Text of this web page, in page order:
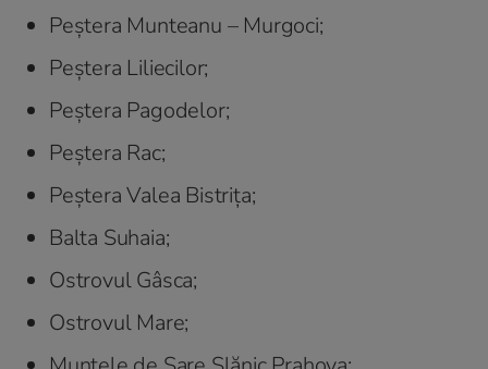
Peștera Munteanu – Murgoci;
Peștera Liliecilor;
Peștera Pagodelor;
Peștera Rac;
Peștera Valea Bistrița;
Balta Suhaia;
Ostrovul Gâsca;
Ostrovul Mare;